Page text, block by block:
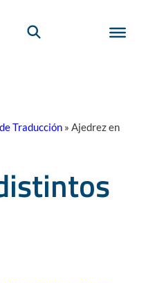
Traducción » Ajedrez en